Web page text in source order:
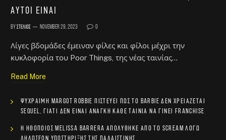
αυτοί είναι
ByΣτέλιος November 29, 2023 0
Λίγες βδομάδες έμειναν φίλες και φίλοι μέχρι την
κυκλοφορία του Poor Things, της νέας ταινίας…
Read More
Ψύχραιμη Margot Robbie πιστεύει πως το Barbie δεν χρειάζεται
sequel, γιατί δεν είναι ανάγκη κάθε ταινία να γίνει franchise
Η ηθοποιός Melissa Barrera απολύθηκε από το Scream λόγω